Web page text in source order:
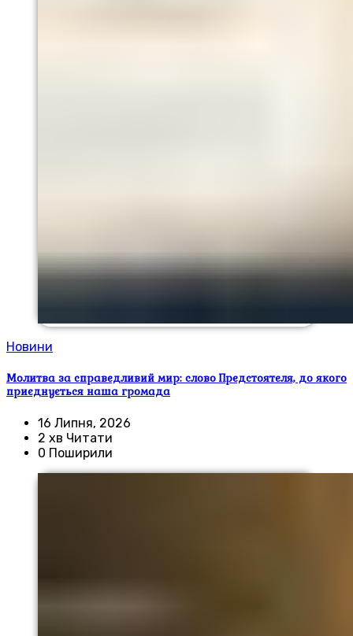
Новини
Молитва за справедливий мир: слово Предстоятеля, до якого
приєднується наша громада
16 Липня, 2026
2 хв Читати
0 Поширили